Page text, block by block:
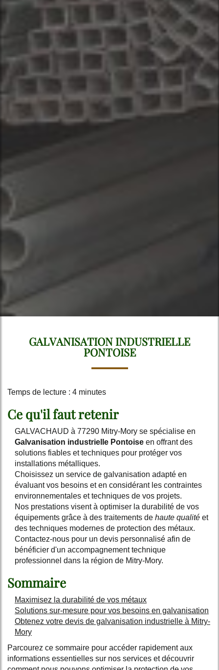
GALVANISATION INDUSTRIELLE
PONTOISE
Temps de lecture : 4 minutes
Ce qu'il faut retenir
GALVACHAUD à 77290 Mitry-Mory se spécialise en
Galvanisation industrielle Pontoise en offrant des
solutions fiables et techniques pour protéger vos
installations métalliques.
Choisissez un service de galvanisation adapté en
évaluant vos besoins et en considérant les contraintes
environnementales et techniques de vos projets.
Nos prestations visent à optimiser la durabilité de vos
équipements grâce à des traitements de haute qualité et
des techniques modernes de protection des métaux.
Contactez-nous pour un devis personnalisé afin de
bénéficier d'un accompagnement technique
professionnel dans la région de Mitry-Mory.
Sommaire
Maximisez la durabilité de vos métaux
Solutions sur-mesure pour vos besoins en galvanisation
Obtenez votre devis de galvanisation industrielle à Mitry-
Mory
Parcourez ce sommaire pour accéder rapidement aux
informations essentielles sur nos services et découvrir